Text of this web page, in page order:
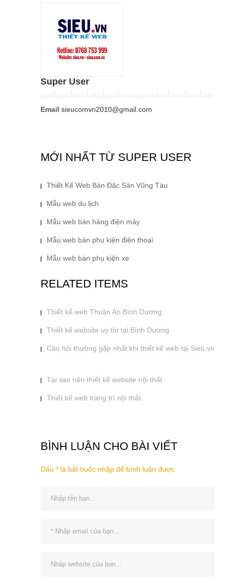
Super User
Email sieucomvn2010@gmail.com
MỚI NHẤT TỪ SUPER USER
Thiết Kế Web Bán Đặc Sản Vũng Tàu
Mẫu web du lịch
Mẫu web bán hàng điện máy
Mẫu web bán phụ kiện điện thoại
Mẫu web bán phụ kiện xe
RELATED ITEMS
Thiết kế web Thuận An Bình Dương
Thiết kế website uy tín tại Bình Dương
Câu hỏi thường gặp nhất khi thiết kế web tại Sieu.vn
Tại sao nên thiết kế website nội thất
Thiết kế web trang trí nội thất
BÌNH LUẬN CHO BÀI VIẾT
Dấu * là bắt buộc nhập để bình luận được